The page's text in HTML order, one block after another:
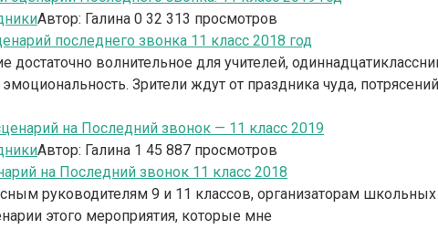
Автор: Галина 0 32 313 просмотров
достаточно волнительное для учителей,
эмоциональность. Зрители ждут от праздника чуда,
на Последний звонок — 11 класс 2019
Автор: Галина 1 45 887 просмотров
руководителям 9 и 11 классов, организаторам
этого мероприятия, которые мне